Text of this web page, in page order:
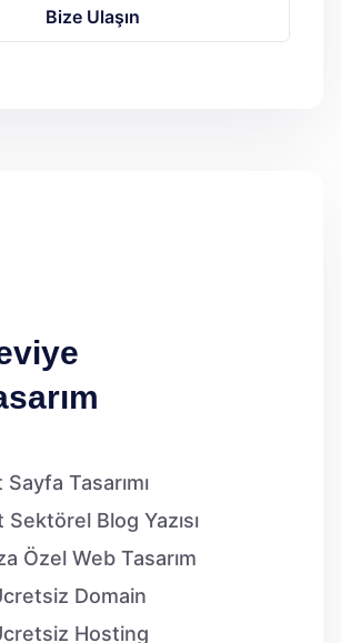
Bize Ulaşın
Tasarımı
Blog Yazısı
Özel Web Tasarım
Domain
Hosting